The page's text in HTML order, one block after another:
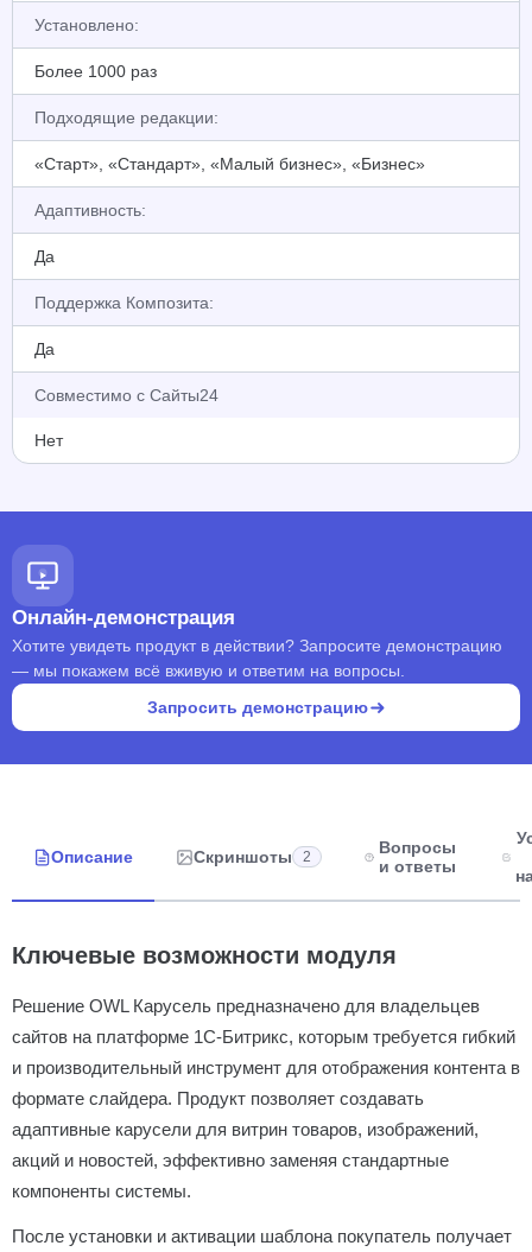
Установлено:
Более 1000 раз
Подходящие редакции:
«Старт», «Стандарт», «Малый бизнес», «Бизнес»
Адаптивность:
Да
Поддержка Композита:
Да
Совместимо с Сайты24
Нет
Онлайн-демонстрация
Хотите увидеть продукт в действии? Запросите демонстрацию
— мы покажем всё вживую и ответим на вопросы.
Запросить демонстрацию
Описание Скриншоты 2
Вопросы
и ответы
Ключевые возможности модуля
Решение OWL Карусель предназначено для владельцев
сайтов на платформе 1С-Битрикс, которым требуется гибкий
и производительный инструмент для отображения контента в
формате слайдера. Продукт позволяет создавать
адаптивные карусели для витрин товаров, изображений,
акций и новостей, эффективно заменяя стандартные
компоненты системы.
После установки и активации шаблона покупатель получает